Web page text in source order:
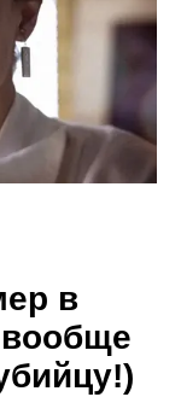
в